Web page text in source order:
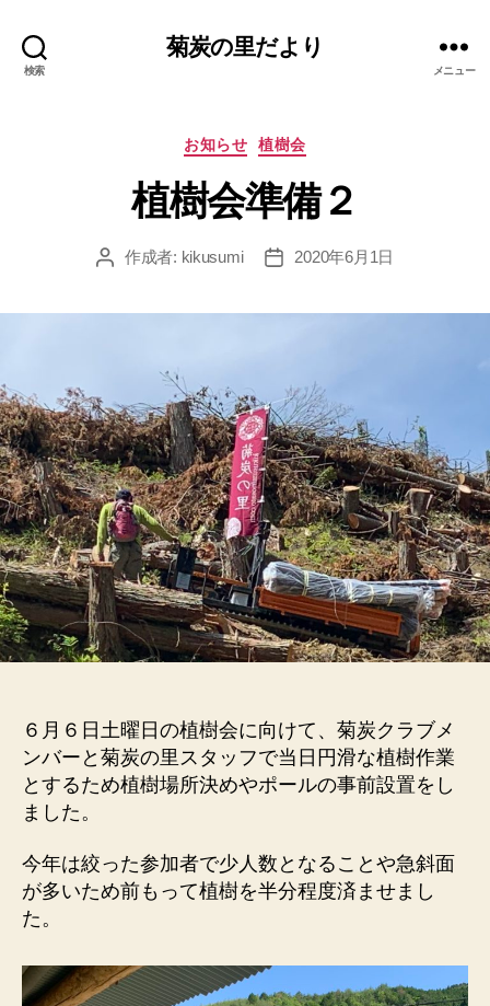
検索
菊炭の里だより
メニュー
カ
ゴ
リ
お知らせ 植樹会
植樹会準備２
投 作成者: kikusumi
投
2020年6月1日
６月６日土曜日の植樹会に向けて、菊炭クラブメ
ンバーと菊炭の里スタッフで当日円滑な植樹作業
とするため植樹場所決めやポールの事前設置をし
ました。
今年は絞った参加者で少人数となることや急斜面
が多いため前もって植樹を半分程度済ませまし
た。